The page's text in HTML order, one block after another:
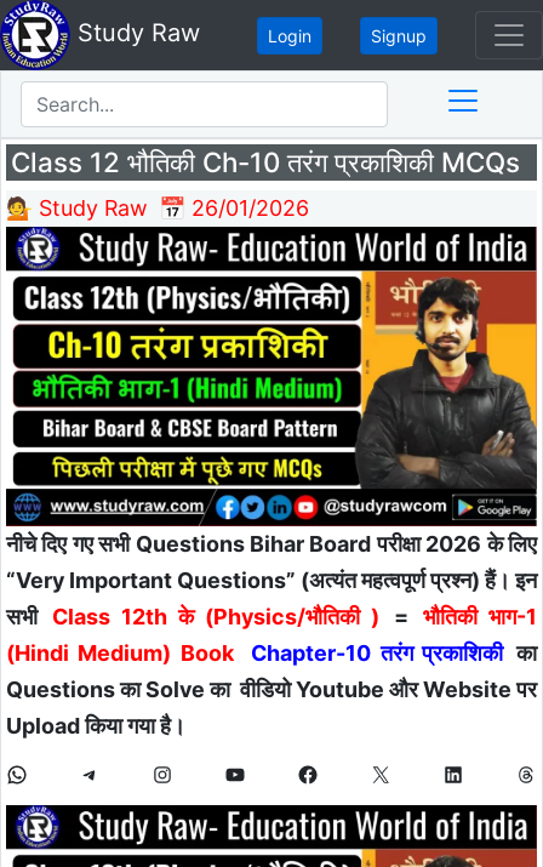
Study Raw Login Signup
Class 12 भौतिकी Ch-10 तरंग प्रकाशिकी MCQs
💁 Study Raw 📅 26/01/2026
नीचे दिए गए सभी Questions Bihar Board परीक्षा 2026 के लिए
“Very Important Questions” (अत्यंत महत्वपूर्ण प्रश्न) हैं। इन
सभी Class 12th के (Physics/भौतिकी ) =
भौतिकी भाग-1
(Hindi Medium) Book
Chapter-10 तरंग प्रकाशिकी का
Questions का Solve का वीडियो Youtube और Website पर
Upload किया गया है।